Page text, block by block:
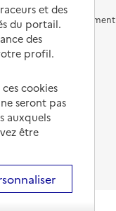
accompagnement
les prix en
en EHPAD
vie en EHPAD
et des
du portail.
des
profil.
cookies
seront pas
auxquels
être